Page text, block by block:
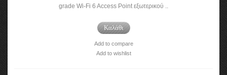
grade Wi-Fi 6 Access Point εξωτερικού ..
Καλάθι
Add to compare
Add to wishlist